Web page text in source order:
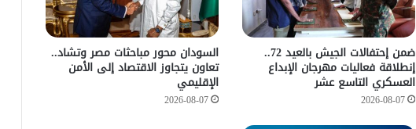
ضمن إحتفالات الجيش بالعيد 72..
إنطلاقة فعاليات مهرجان الإبداع
العسكري التاسع عشر
2026-08-07
السودان محور مباحثات مصر وتشاد..
تعاون يتجاوز الاقتصاد إلى الأمن
الإقليمي
2026-08-07